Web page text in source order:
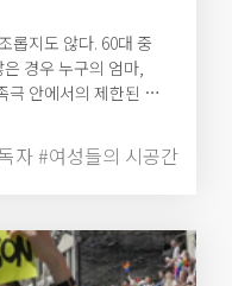
롭지도 않다. 60대 중
경우 누구의 엄마,
극 안에서의 제한된 역
이며 구체적인 욕망
영화 내내 누구보다 살
자#여성들의 시공간